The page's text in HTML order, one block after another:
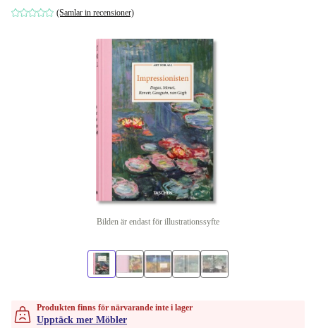
(Samlar in recensioner)
Bilden är endast för illustrationssyfte
Produkten finns för närvarande inte i lager
Upptäck mer Möbler